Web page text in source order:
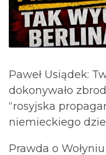
Paweł Usiądek:
dokonywało
“rosyjska
niemieckiego
Prawda o